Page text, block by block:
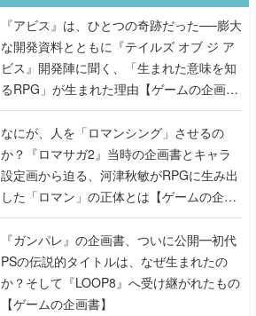
『アビス』は、ひとつの奇跡だった──膨大
な開発資料とともに『テイルズ オブ ジ ア
ビス』開発陣に聞く、「生まれた意味を知
るRPG」が生まれた理由【ゲームの企画
書】
なにが、人を「ロマンシング」させるの
か？『ロマサガ2』当時の企画書とキャラ
設定画から迫る、河津秋敏がRPGに生み出
した「ロマン」の正体とは【ゲームの企画
書】
『ガンパレ』の企画書、ついに公開━初代
PSの伝説的タイトルは、なぜ生まれたの
か？そして『LOOP8』へ受け継がれたもの
【ゲームの企画書】